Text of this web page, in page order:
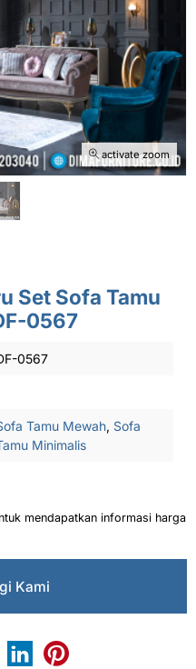
activate zoom
Set Sofa Tamu
0567
0567
Tamu Mewah, Sofa
Minimalis
mendapatkan informasi harga
Kami